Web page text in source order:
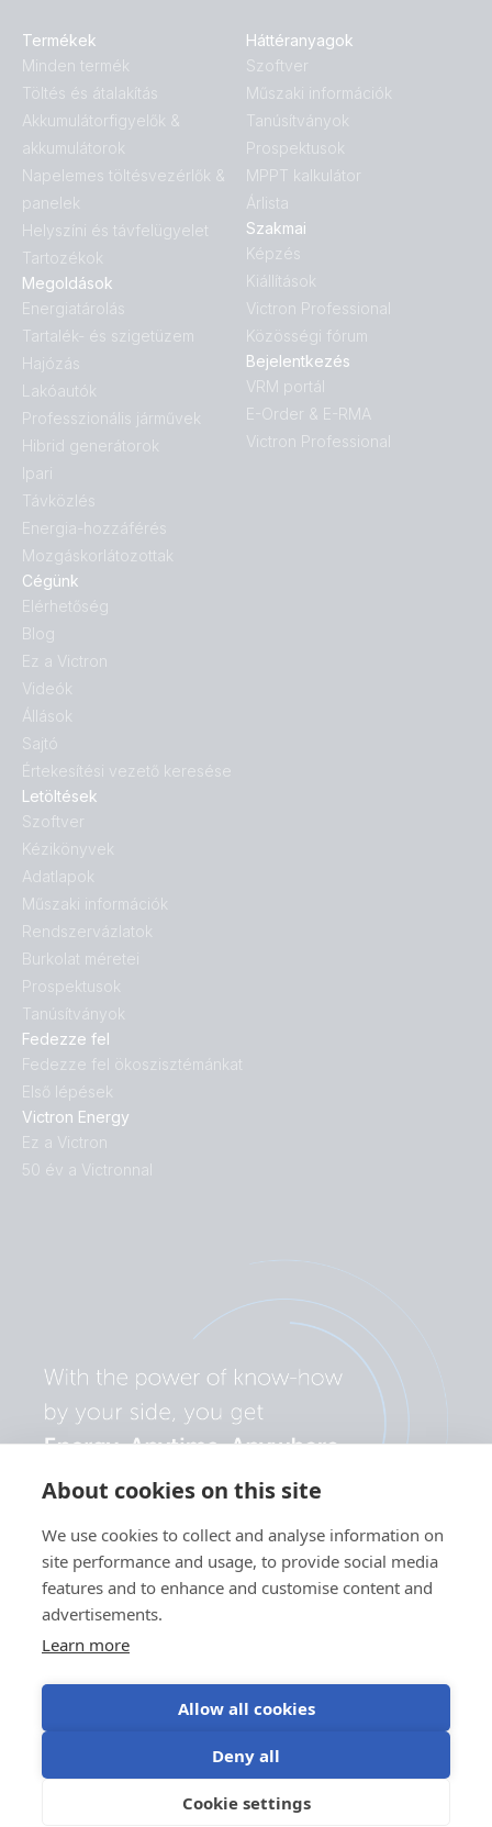
About cookies on this site
We use cookies to collect and analyse information on
site performance and usage, to provide social media
features and to enhance and customise content and
advertisements.
Learn more
Allow all cookies
Deny all
Cookie settings
Termékek
Minden termék
Töltés és átalakítás
Akkumulátorfigyelők &
akkumulátorok
Napelemes töltésvezérlők &
panelek
Helyszíni és távfelügyelet
Tartozékok
Fedezze fel
Fedezze fel ökoszisztémánkat
Első lépések
Victron Energy
Ez a Victron
50 év a Victronnal
Letöltések
Szoftver
Kézikönyvek
Adatlapok
Műszaki információk
Rendszervázlatok
Burkolat méretei
Prospektusok
Tanúsítványok
Megoldások
Energiatárolás
Tartalék- és szigetüzem
Hajózás
Lakóautók
Professzionális járművek
Hibrid generátorok
Ipari
Távközlés
Energia-hozzáférés
Mozgáskorlátozottak
Cégünk
Elérhetőség
Blog
Ez a Victron
Videók
Állások
Sajtó
Értekesítési vezető keresése
Háttéranyagok
Szoftver
Műszaki információk
Tanúsítványok
Prospektusok
MPPT kalkulátor
Árlista
Szakmai
Képzés
Kiállítások
Victron Professional
Közösségi fórum
Bejelentkezés
VRM portál
E-Order & E-RMA
Victron Professional
Adatvédelmi
beállítások
használata
©Victron Energy